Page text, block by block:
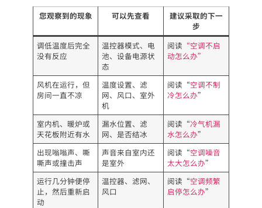
您观察到的现象 可以先查看
建议采取的下一
步
调低温度后完全
没有反应
温控器模式、电
池、设备电源状
态
阅读 “空调不启
动怎么办”
风机在运行，但
房间一直不凉
温度设置、滤
网、风口、室外
机
阅读“空调不制
冷怎么办”
室内机、暖炉或
天花板附近有水
漏水位置、滤
网、是否结冰
阅读“冷气机漏
水怎么办”
出现嗡嗡声、嘶
嘶声或撞击声
声音来自室内还
是室外
阅读“空调噪音
太大怎么办”
运行几分钟便停
止，然后重新启
动
温控器、滤网、
风口
阅读“空调频繁
启停怎么办”